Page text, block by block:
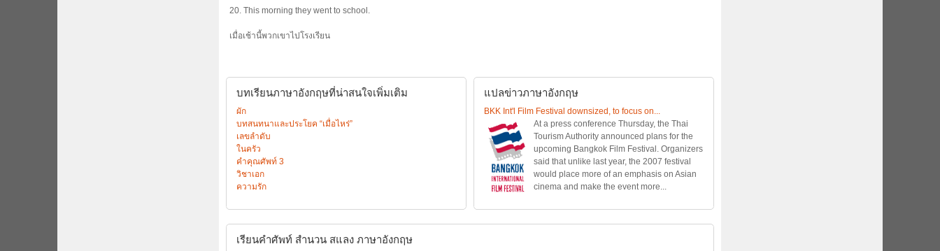
20. This morning they went to school.
เมื่อเช้านี้พวกเขาไปโรงเรียน
บทเรียนภาษาอังกฤษที่น่าสนใจเพิ่มเติม
ผัก
บทสนทนาและประโยค “เมื่อไหร่”
เลขลำดับ
ในครัว
คำคุณศัพท์ 3
วิชาเอก
ความรัก
แปลข่าวภาษาอังกฤษ
BKK Int'l Film Festival downsized, to focus on...
At a press conference Thursday, the Thai
Tourism Authority announced plans for the
upcoming Bangkok Film Festival. Organizers
said that unlike last year, the 2007 festival
would place more of an emphasis on Asian
cinema and make the event more...
เรียนคำศัพท์ สำนวน สแลง ภาษาอังกฤษ